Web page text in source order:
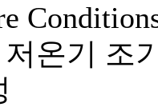
온기 조